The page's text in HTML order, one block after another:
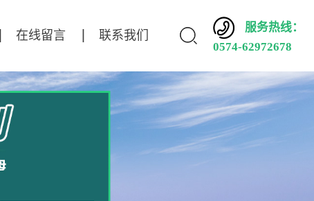
在线留言 联系我们
服务热线：
0574-62972678